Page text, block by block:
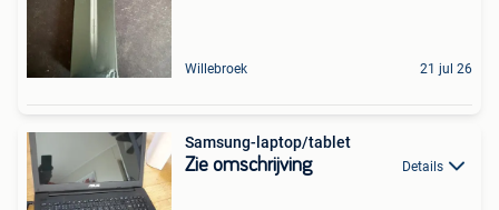
Willebroek 21 jul 26
Samsung-laptop/tablet
Zie omschrijving Details